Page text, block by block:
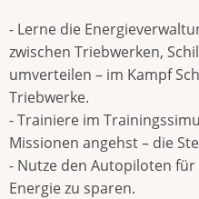
- Lerne die
zwischen Triebwerken,
umverteilen – im Kampf
Triebwerke.
- Trainiere im
Missionen angehst – die
- Nutze den Autopiloten
Energie zu sparen.